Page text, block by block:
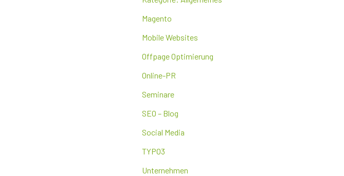
Magento
Mobile Websites
Offpage Optimierung
Online-PR
Seminare
SEO – Blog
Social Media
TYPO3
Unternehmen